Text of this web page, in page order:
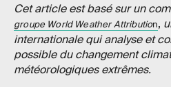
Cet article est basé sur un
groupe World Weather Attribution,
internationale qui analyse et
possible du changement
météorologiques extrêmes.